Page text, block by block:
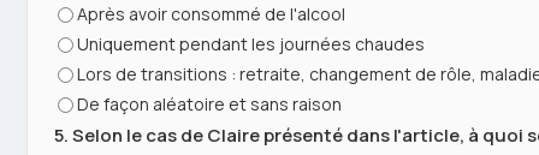
Après avoir consommé de l'alcool
Uniquement pendant les journées chaudes
Lors de transitions : retraite, changement de rôle,
De façon aléatoire et sans raison
5. Selon le cas de Claire présenté dans l'article, à quoi